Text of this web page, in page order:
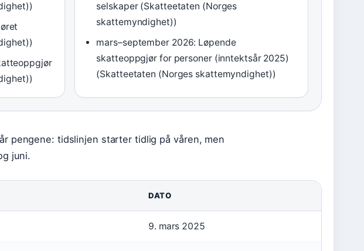
selskaper (Skatteetaten (Norges
skattemyndighet))
mars–september 2026: Løpende
skatteoppgjør for personer (inntektsår 2025)
(Skatteetaten (Norges skattemyndighet))
pengene: tidslinjen starter tidlig på våren, men
juni.
DATO
9. mars 2025